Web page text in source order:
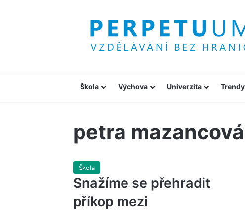
Škola Výchova Univerzita Trendy
petra mazancová
Škola
Snažíme se přehradit
příkop mezi